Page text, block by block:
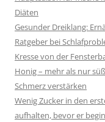
Diäten
Gesunder Dreiklang:
Ratgeber bei
Kresse von der
Honig – mehr als nur süß
Schmerz verstärken
Wenig Zucker in den
aufhalten, bevor er